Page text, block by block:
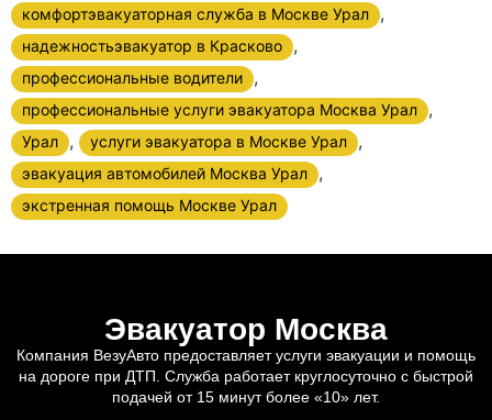
комфортэвакуаторная служба в Москве Урал ,
надежностьэвакуатор в Красково ,
профессиональные водители ,
профессиональные услуги эвакуатора Москва Урал ,
Урал , услуги эвакуатора в Москве Урал ,
эвакуация автомобилей Москва Урал ,
экстренная помощь Москве Урал
Эвакуатор Москва
Компания ВезуАвто предоставляет услуги эвакуации и помощь
на дороге при ДТП. Служба работает круглосуточно с быстрой
подачей от 15 минут более «10» лет.